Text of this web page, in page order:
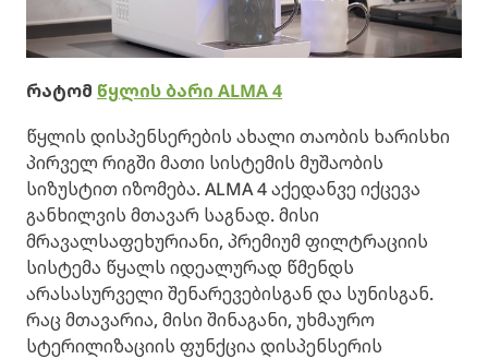
რატომ წყლის ბარი ALMA 4
წყლის დისპენსერების ახალი თაობის ხარისხი
პირველ რიგში მათი სისტემის მუშაობის
სიზუსტით იზომება. ALMA 4 აქედანვე იქცევა
განხილვის მთავარ საგნად. მისი
მრავალსაფეხურიანი, პრემიუმ ფილტრაციის
სისტემა წყალს იდეალურად წმენდს
არასასურველი შენარევებისგან და სუნისგან.
რაც მთავარია, მისი შინაგანი, უხმაურო
სტერილიზაციის ფუნქცია დისპენსერის